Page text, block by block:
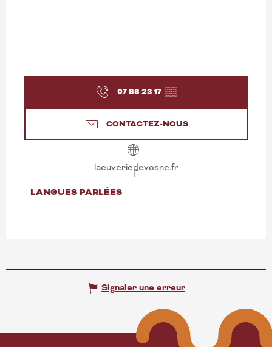
07 88 23 17 ▒▒
CONTACTEZ-NOUS
lacuveriedevosne.fr
LANGUES PARLÉES
LANGUES PARLÉES
Signaler une erreur